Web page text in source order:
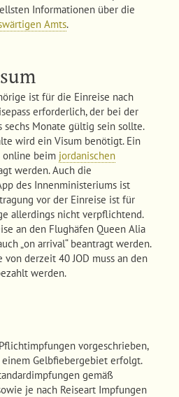
Informationen über die
Amts.
ist für die Einreise nach
erforderlich, der bei der
sechs Monate gültig sein sollte.
wird ein Visum benötigt. Ein
online beim jordanischen
werden. Auch die
des Innenministeriums ist
vor der Einreise ist für
allerdings nicht verpflichtend.
an den Flughäfen Queen Alia
„on arrival“ beantragt werden.
derzeit 40 JOD muss an den
werden.
vorgeschrieben,
Gelbfiebergebiet erfolgt.
gemäß
je nach Reiseart Impfungen